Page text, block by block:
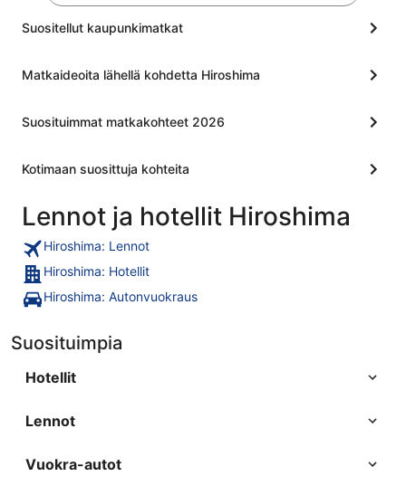
Suositellut kaupunkimatkat
Matkaideoita lähellä kohdetta Hiroshima
Suosituimmat matkakohteet 2026
Kotimaan suosittuja kohteita
Lennot ja hotellit Hiroshima
Hiroshima: Lennot
Hiroshima: Hotellit
Hiroshima: Autonvuokraus
Suosituimpia
Hotellit
Lennot
Vuokra-autot